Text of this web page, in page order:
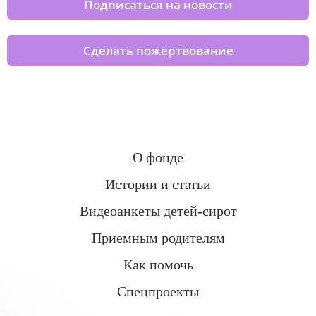
Подписаться на новости
Сделать пожертвование
О фонде
Истории и статьи
Видеоанкеты детей-сирот
Приемным родителям
Как помочь
Спецпроекты